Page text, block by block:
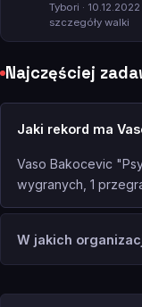
Tybori · 10.12.2022
szczegóły walki
Najczęściej
Jaki rekord ma
Vaso Bakocevic
wygranych, 1
W jakich